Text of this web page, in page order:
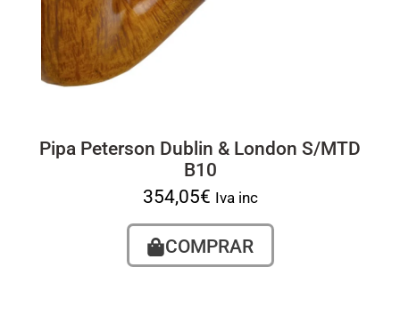
Pipa Peterson Dublin & London S/MTD
B10
354,05€ Iva inc
COMPRAR